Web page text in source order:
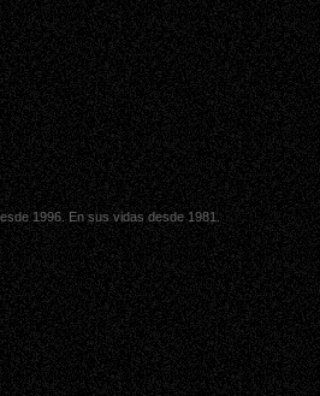
1996. En sus vidas desde 1981.